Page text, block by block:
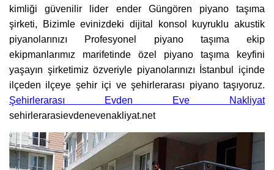
kimliği güvenilir lider ender Güngören piyano taşıma
şirketi, Bizimle evinizdeki dijital konsol kuyruklu akustik
piyanolarınızı Profesyonel piyano taşıma ekip
ekipmanlarımız marifetinde özel piyano taşıma keyfini
yaşayın şirketimiz özveriyle piyanolarınızı İstanbul içinde
ilçeden ilçeye şehir içi ve şehirlerarası piyano taşıyoruz.
Şehirlerarası Evden Eve Nakliyat
sehirlerarasievdenevenakliyat.net